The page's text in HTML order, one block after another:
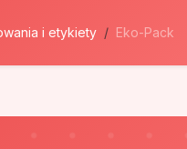
i etykiety Eko-Pack